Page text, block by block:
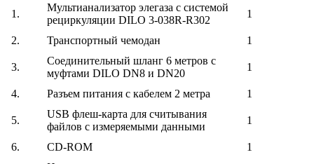
1.
Мультианализатор элегаза с системой
рециркуляции DILO 3-038R-R302
1
2. Транспортный чемодан 1
3.
Cоединительный шланг 6 метров с
муфтами DILO DN8 и DN20
1
4. Разъем питания с кабелем 2 метра 1
5.
USB флеш-карта для считывания
файлов с измеряемыми данными
1
6. CD-ROM 1